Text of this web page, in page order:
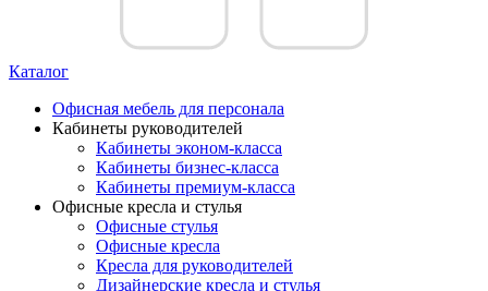
Каталог
Офисная мебель для персонала
Кабинеты руководителей
Кабинеты эконом-класса
Кабинеты бизнес-класса
Кабинеты премиум-класса
Офисные кресла и стулья
Офисные стулья
Офисные кресла
Кресла для руководителей
Дизайнерские кресла и стулья